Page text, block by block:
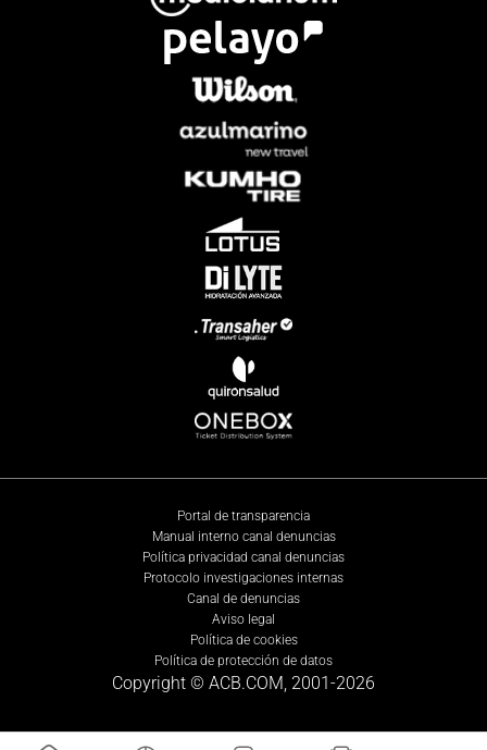
Portal de transparencia
Manual interno canal denuncias
Política privacidad canal denuncias
Protocolo investigaciones internas
Canal de denuncias
Aviso legal
Política de cookies
Política de protección de datos
Copyright © ACB.COM, 2001-2026